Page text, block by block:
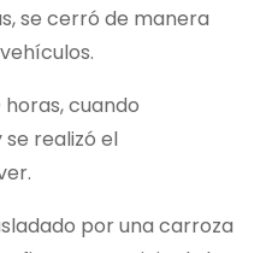
se cerró de manera
horas, cuando
realizó el
por una carroza